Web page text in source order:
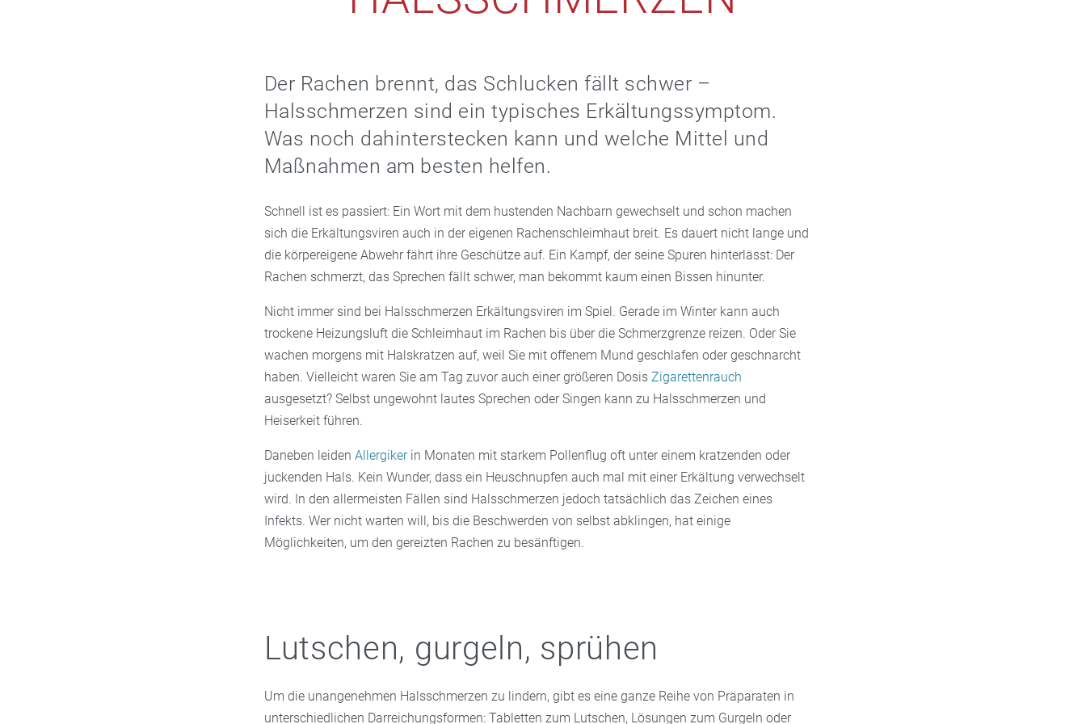
Der Rachen brennt, das Schlucken fällt schwer –
Halsschmerzen sind ein typisches Erkältungssymptom.
Was noch dahinterstecken kann und welche Mittel und
Maßnahmen am besten helfen.
Schnell ist es passiert: Ein Wort mit dem hustenden Nachbarn gewechselt und schon machen
sich die Erkältungsviren auch in der eigenen Rachenschleimhaut breit. Es dauert nicht lange und
die körpereigene Abwehr fährt ihre Geschütze auf. Ein Kampf, der seine Spuren hinterlässt: Der
Rachen schmerzt, das Sprechen fällt schwer, man bekommt kaum einen Bissen hinunter.
Nicht immer sind bei Halsschmerzen Erkältungsviren im Spiel. Gerade im Winter kann auch
trockene Heizungsluft die Schleimhaut im Rachen bis über die Schmerzgrenze reizen. Oder Sie
wachen morgens mit Halskratzen auf, weil Sie mit offenem Mund geschlafen oder geschnarcht
haben. Vielleicht waren Sie am Tag zuvor auch einer größeren Dosis Zigarettenrauch
ausgesetzt? Selbst ungewohnt lautes Sprechen oder Singen kann zu Halsschmerzen und
Heiserkeit führen.
Daneben leiden Allergikerin Monaten mit starkem Pollenflug oft unter einem kratzenden oder
juckenden Hals. Kein Wunder, dass ein Heuschnupfen auch mal mit einer Erkältung verwechselt
wird. In den allermeisten Fällen sind Halsschmerzen jedoch tatsächlich das Zeichen eines
Infekts. Wer nicht warten will, bis die Beschwerden von selbst abklingen, hat einige
Möglichkeiten, um den gereizten Rachen zu besänftigen.
Lutschen, gurgeln, sprühen
Um die unangenehmen Halsschmerzen zu lindern, gibt es eine ganze Reihe von Präparaten in
unterschiedlichen Darreichungsformen: Tabletten zum Lutschen, Lösungen zum Gurgeln oder